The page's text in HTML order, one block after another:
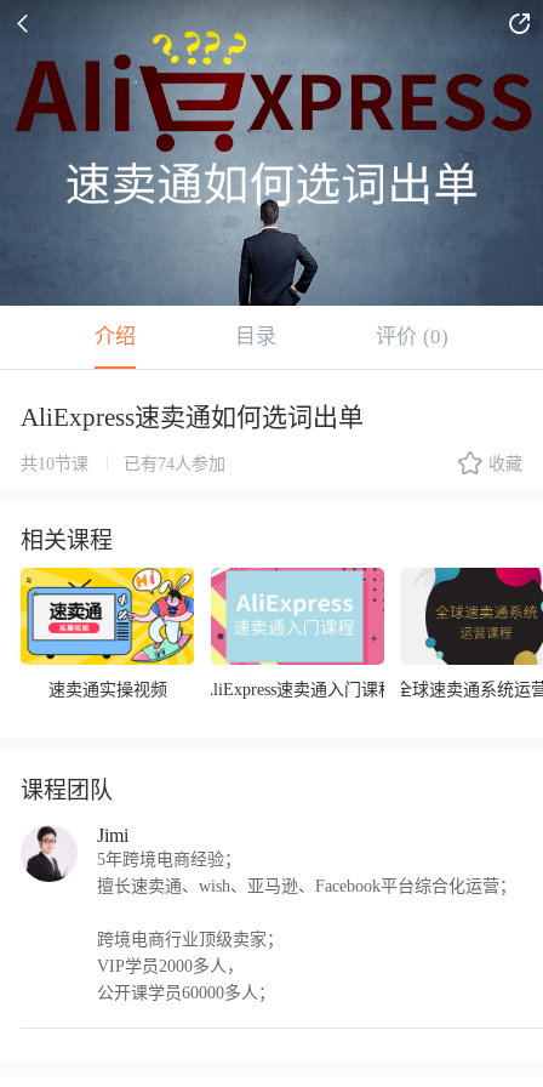
 
介绍 目录 评价 (0)
AliExpress速卖通如何选词出单
共10节课 已有74人参加  收藏
相关课程
速卖通实操视频 AliExpress速卖通入门课程 全球速卖通系统运
课程团队
Jimi
5年跨境电商经验；
擅长速卖通、wish、亚马逊、Facebook平台综合化运营；
跨境电商行业顶级卖家；
VIP学员2000多人，
公开课学员60000多人；